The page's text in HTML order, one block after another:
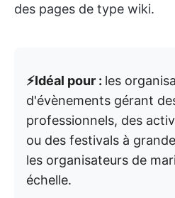
des pages de type wiki.
⚡️Idéal pour : les
d'évènements gérant
professionnels, des
ou des festivals à
les organisateurs de
échelle.